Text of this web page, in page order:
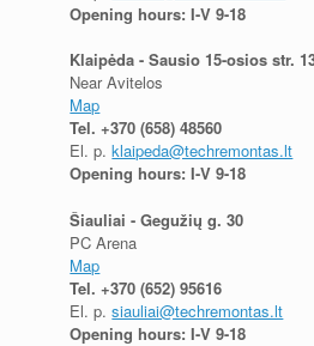
Opening hours: I-V 9-18
Klaipėda - Sausio 15-osios str.
Near Avitelos
Map
Tel.+370 (658) 48560
El. p.klaipeda@techremontas.lt
Opening hours: I-V 9-18
Šiauliai - Gegužių g. 30
PC Arena
Map
Tel.+370 (652) 95616
El. p.siauliai@techremontas.lt
Opening hours: I-V 9-18